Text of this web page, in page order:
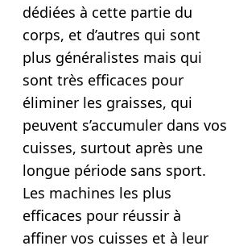
dédiées à cette partie du
corps, et d’autres qui sont
plus généralistes mais qui
sont très efficaces pour
éliminer les graisses, qui
peuvent s’accumuler dans vos
cuisses, surtout après une
longue période sans sport.
Les machines les plus
efficaces pour réussir à
affiner vos cuisses et à leur